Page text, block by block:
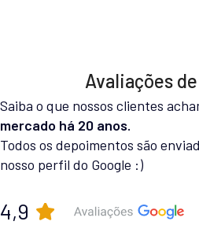
Avaliações
Saiba o que nossos clientes
mercado há 20 anos.
Todos os depoimentos são
nosso perfil do Google :)
4,9